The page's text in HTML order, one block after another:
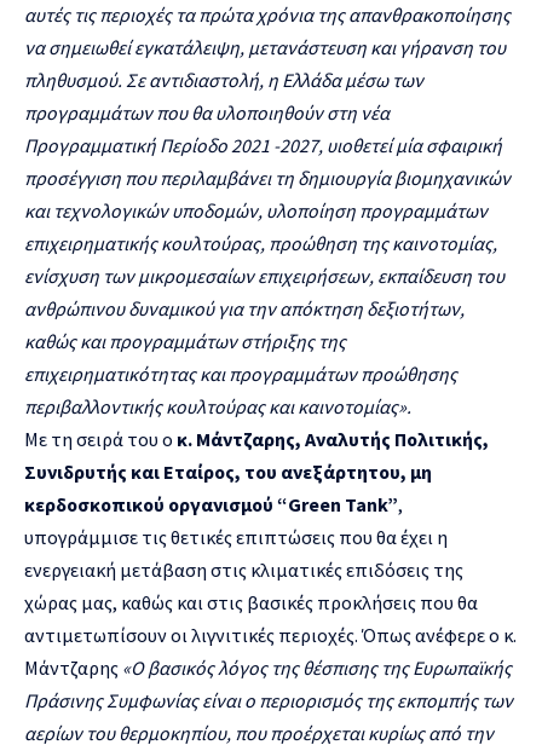
αυτές τις περιοχές τα πρώτα χρόνια της απανθρακοποίησης
να σημειωθεί εγκατάλειψη, μετανάστευση και γήρανση του
πληθυσμού. Σε αντιδιαστολή, η Ελλάδα μέσω των
προγραμμάτων που θα υλοποιηθούν στη νέα
Προγραμματική Περίοδο 2021 -2027, υιοθετεί μία σφαιρική
προσέγγιση που περιλαμβάνει τη δημιουργία βιομηχανικών
και τεχνολογικών υποδομών, υλοποίηση προγραμμάτων
επιχειρηματικής κουλτούρας, προώθηση της καινοτομίας,
ενίσχυση των μικρομεσαίων επιχειρήσεων, εκπαίδευση του
ανθρώπινου δυναμικού για την απόκτηση δεξιοτήτων,
καθώς και προγραμμάτων στήριξης της
επιχειρηματικότητας και προγραμμάτων προώθησης
περιβαλλοντικής κουλτούρας και καινοτομίας».
Με τη σειρά του ο κ. Μάντζαρης, Αναλυτής Πολιτικής,
Συνιδρυτής και Εταίρος, του ανεξάρτητου, μη
κερδοσκοπικού οργανισμού “Green Tank”,
υπογράμμισε τις θετικές επιπτώσεις που θα έχει η
ενεργειακή μετάβαση στις κλιματικές επιδόσεις της
χώρας μας, καθώς και στις βασικές προκλήσεις που θα
αντιμετωπίσουν οι λιγνιτικές περιοχές. Όπως ανέφερε ο κ.
Μάντζαρης «Ο βασικός λόγος της θέσπισης της Ευρωπαϊκής
Πράσινης Συμφωνίας είναι ο περιορισμός της εκπομπής των
αερίων του θερμοκηπίου, που προέρχεται κυρίως από την